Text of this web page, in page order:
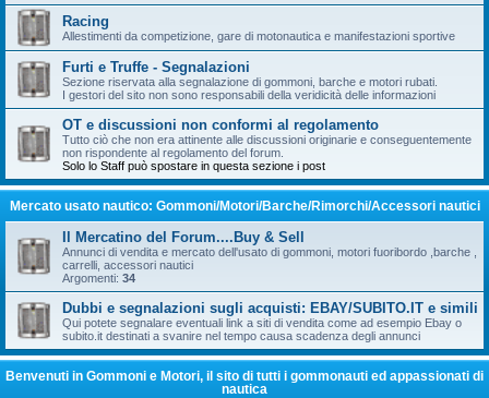
Racing
Allestimenti da competizione, gare di motonautica e manifestazioni sportive
Furti e Truffe - Segnalazioni
Sezione riservata alla segnalazione di gommoni, barche e motori rubati.
I gestori del sito non sono responsabili della veridicità delle informazioni
OT e discussioni non conformi al regolamento
Tutto ciò che non era attinente alle discussioni originarie e conseguentemente
non rispondente al regolamento del forum.
Solo lo Staff può spostare in questa sezione i post
Mercato usato nautico: Gommoni/Motori/Barche/Rimorchi/Accessori nautici
Il Mercatino del Forum....Buy & Sell
Annunci di vendita e mercato dell'usato di gommoni, motori fuoribordo ,barche ,
carrelli, accessori nautici
Argomenti: 34
Dubbi e segnalazioni sugli acquisti: EBAY/SUBITO.IT e simili
Qui potete segnalare eventuali link a siti di vendita come ad esempio Ebay o
subito.it destinati a svanire nel tempo causa scadenza degli annunci
Benvenuti in Gommoni e Motori, il sito di tutti i gommonauti ed appassionati di
nautica